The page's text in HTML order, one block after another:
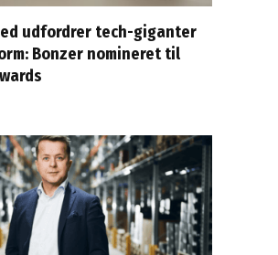
udfordrer tech-giganter
Bonzer nomineret til